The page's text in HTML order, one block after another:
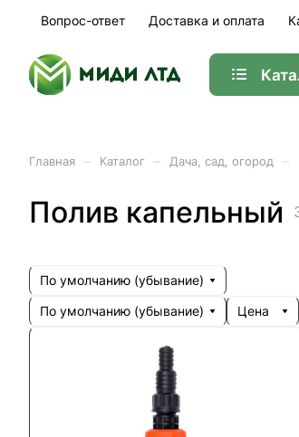
Вопрос-ответ Доставка и оплата
Главная Каталог Дача, сад, огород
Полив капельный
По умолчанию (убывание)
По умолчанию (убывание)
Цена